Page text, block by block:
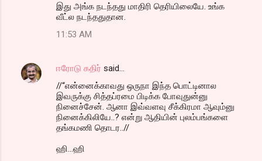
இது அங்க நடந்தது மாதிரி தெரியிலையே. உங்க
வீட்ல நடந்ததுதான.
11:53 AM
ஈரோடு கதிர் said…
//“என்னைக்காவது ஒருநா இந்த பொட்டினால
இவருக்கு சித்தப்ரமை பிடிக்க போவுதுன்னு
நினைச்சேன். ஆனா இவ்வளவு சீக்கிரமா ஆவும்னு
நினைக்கிலியே..? என்று ஆதியின் புலம்பங்களை
தங்கமணி தொடர..//
ஹி...ஹி